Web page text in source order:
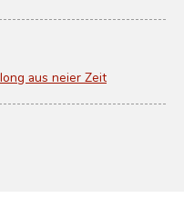
aus neier Zeit